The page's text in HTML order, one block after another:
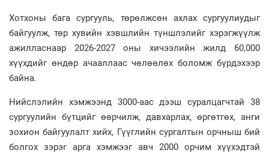
Хотхоны бага сургууль, төрөлжсөн ахлах сургуулиудыг
байгуулж, төр хувийн хэвшлийн түншлэлийг хэрэгжүүлж
ажилласнаар 2026-2027 оны хичээлийн жилд 60,000
хүүхдийг өндөр ачааллаас чөлөөлөх боломж бүрдэхээр
байна.
Нийслэлийн хэмжээнд 3000-аас дээш суралцагчтай 38
сургуулийн бүтцийг өөрчилж, давхарлах, өргөтгөх, анги
зохион байгуулалт хийх, Гүүглийн сургалтын орчныш бий
болгох зэрэг арга хэмжээг авч 2000 орчим хүүхэдтэй